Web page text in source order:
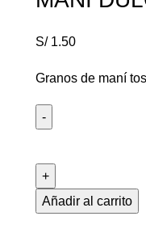
S/1.50
Granos de maní
Añadir al carrito